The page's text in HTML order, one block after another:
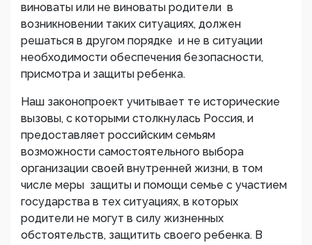
виноваты или не виноваты родители в
возникновении таких ситуациях, должен
решаться в другом порядке и не в ситуации
необходимости обеспечения безопасности,
присмотра и защиты ребенка.
Наш законопроект учитывает те исторические
вызовы, с которыми столкнулась Россия, и
предоставляет российским семьям
возможности самостоятельного выбора
организации своей внутренней жизни, в том
числе меры защиты и помощи семье с участием
государства в тех ситуациях, в которых
родители не могут в силу жизненных
обстоятельств, защитить своего ребенка. В